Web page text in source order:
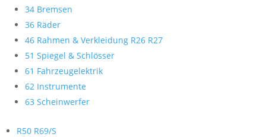
34 Bremsen
36 Räder
46 Rahmen & Verkleidung R26 R27
51 Spiegel & Schlösser
61 Fahrzeugelektrik
62 Instrumente
63 Scheinwerfer
R50 R69/S